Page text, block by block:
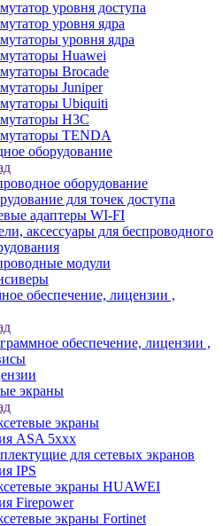
уровня доступа
уровня ядра
уровня ядра
Huawei
Brocade
Juniper
Ubiquiti
H3C
TENDA
оборудование
оборудование
для точек доступа
адаптеры WI-FI
аксессуары для беспроводного
модули
обеспечение, лицензии ,
обеспечение, лицензии ,
экраны
экраны
ASA 5xxx
для сетевых экранов
IPS
экраны HUAWEI
Firepower
экраны Fortinet